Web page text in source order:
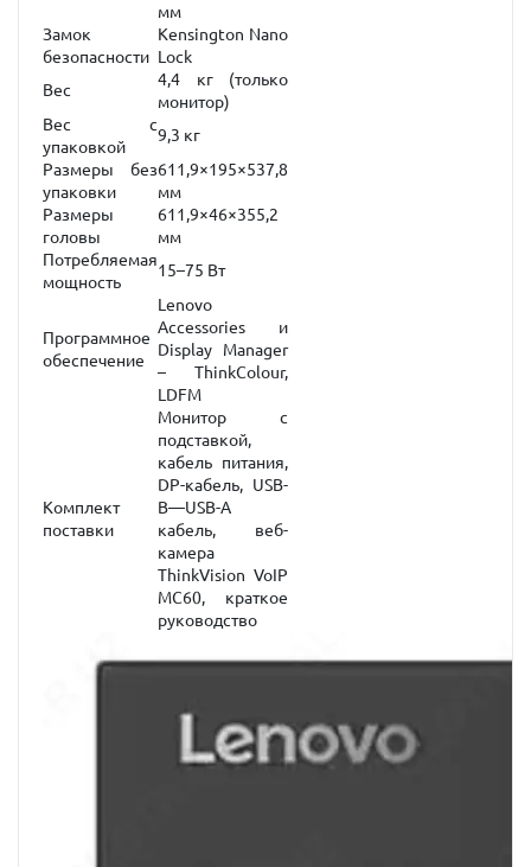
мм
Замок
безопасности
Kensington Nano
Lock
Вес
4,4 кг (только
монитор)
Вес с
упаковкой
9,3 кг
Размеры без
упаковки
611,9×195×537,8
мм
Размеры
головы
611,9×46×355,2
мм
Потребляемая
мощность
15–75 Вт
Программное
обеспечение
Lenovo
Accessories и
Display Manager
– ThinkColour,
LDFM
Комплект
поставки
Монитор с
подставкой,
кабель питания,
DP-кабель, USB-
B—USB-A
кабель, веб-
камера
ThinkVision VoIP
MC60, краткое
руководство